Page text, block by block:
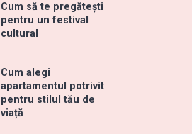
Cum să te pregătești
pentru un festival
cultural
Cum alegi
apartamentul potrivit
pentru stilul tău de
viață